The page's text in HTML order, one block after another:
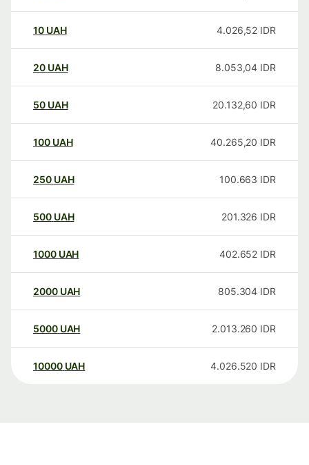
10 UAH 4.026,52 IDR
20 UAH 8.053,04 IDR
50 UAH 20.132,60 IDR
100 UAH 40.265,20 IDR
250 UAH 100.663 IDR
500 UAH 201.326 IDR
1000 UAH 402.652 IDR
2000 UAH 805.304 IDR
5000 UAH 2.013.260 IDR
10000 UAH 4.026.520 IDR